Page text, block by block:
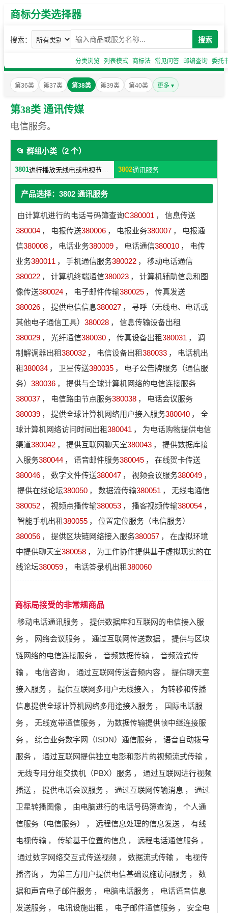
商标分类选择器
搜索： 搜索
分类浏览 列表模式 商标法 常见问答 邮编查询 委托
第36类 第37类 第38类 第39类 第40类 更多 ▾
第38类 通讯传媒
电信服务。
📂 群组小类（2 个）
3801 进行播放无线电或电视节目的服务 3802通讯服务
产品选择：3802 通讯服务
由计算机进行的电话号码簿查询C380001 ，
信息传送
380004 ， 电报传送380006 ， 电报业务380007 ，
电报通
信380008 ， 电话业务380009 ， 电话通信380010 ，
电传
业务380011 ， 手机通信服务380022 ，
移动电话通信
380022 ， 计算机终端通信380023 ，
计算机辅助信息和图
像传送380024 ， 电子邮件传输380025 ，
传真发送
380026 ， 提供电信信息380027 ，
寻呼（无线电、电话或
其他电子通信工具） 380028 ，
信息传输设备出租
380029 ， 光纤通信380030 ， 传真设备出租380031 ，
调
制解调器出租380032 ， 电信设备出租380033 ，
电话机出
租380034 ， 卫星传送380035 ，
电子公告牌服务（通信服
务） 380036 ，
提供与全球计算机网络的电信连接服务
380037 ， 电信路由节点服务380038 ，
电话会议服务
380039 ， 提供全球计算机网络用户接入服务380040 ，
全
球计算机网络访问时间出租380041 ，
为电话购物提供电信
渠道380042 ， 提供互联网聊天室380043 ，
提供数据库接
入服务380044 ， 语音邮件服务380045 ，
在线贺卡传送
380046 ， 数字文件传送380047 ， 视频会议服务380049 ，
提供在线论坛380050 ， 数据流传输380051 ，
无线电通信
380052 ， 视频点播传输380053 ， 播客视频传输380054 ，
智能手机出租380055 ，
位置定位服务（电信服务）
380056 ， 提供区块链网络接入服务380057 ，
在虚拟环境
中提供聊天室380058 ，
为工作协作提供基于虚拟现实的在
线论坛380059 ， 电话答录机出租380060
商标局接受的非常规商品
移动电话通讯服务 ，
提供数据库和互联网的电信接入服
务 ， 网络会议服务 ， 通过互联网传送数据 ，
提供与区块
链网络的电信连接服务 ， 音频数据传输 ，
音频流式传
输 ， 电信咨询 ， 通过互联网传送音频内容 ，
提供聊天室
接入服务 ， 提供互联网多用户无线接入 ，
为转移和传播
信息提供全球计算机网络多用途接入服务 ，
国际电话服
务 ， 无线宽带通信服务 ，
为数据传输提供帧中继连接服
务 ， 综合业务数字网（ISDN）通信服务 ，
语音自动拨号
服务 ， 通过互联网提供独立电影和影片的视频流式传输 ，
无线专用分组交换机（PBX）服务 ，
通过互联网进行视频
播送 ， 提供电话会议服务 ， 通过互联网传输消息 ，
通过
卫星转播图像 ， 由电脑进行的电话号码簿查询 ，
个人通
信服务（电信服务）
， 远程信息处理的信息发送 ，
有线
电视传输 ， 传输基于位置的信息 ， 远程电话通信服务 ，
通过数字网络交互式传送视频 ， 数据流式传输 ，
电视传
播咨询 ， 为第三方用户提供电信基础设施访问服务 ，
数
据和声音电子邮件服务 ， 电脑电话服务 ，
电话语音信息
发送服务 ， 电讯设施出租 ， 电子邮件通信服务 ， 安全电